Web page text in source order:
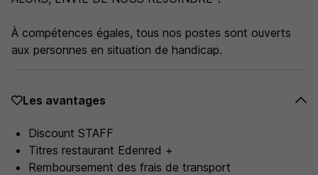
À compétences égales, tous nos postes sont ouverts
aux personnes en situation de handicap.
Les avantages
Discount STAFF
Titres restaurant Edenred +
Remboursement des frais de transport